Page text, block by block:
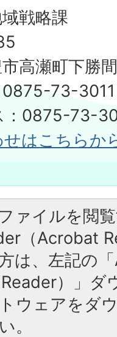
戦略課
高瀬町下勝
0875-73-3011
：0875-73-
せはこちらか
ァイルを閲
（Acrobat
は、左記の
）」ダ
ウェアをダ
。